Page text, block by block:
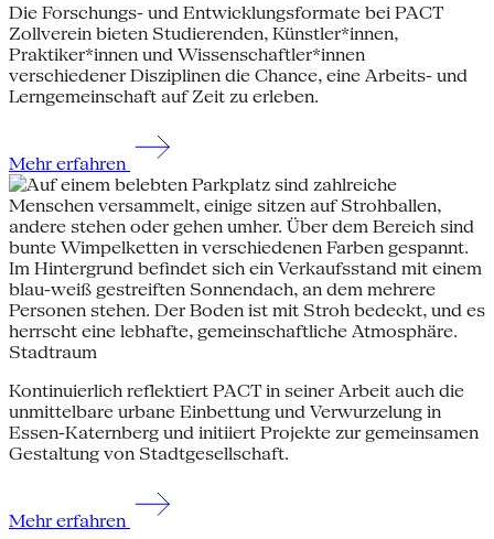
Die Forschungs- und Entwicklungsformate bei PACT
Zollverein bieten Studierenden, Künstler*innen,
Praktiker*innen und Wissenschaftler*innen
verschiedener Disziplinen die Chance, eine Arbeits- und
Lerngemeinschaft auf Zeit zu erleben.
Mehr erfahren
Stadtraum
Kontinuierlich reflektiert PACT in seiner Arbeit auch die
unmittelbare urbane Einbettung und Verwurzelung in
Essen-Katernberg und initiiert Projekte zur gemeinsamen
Gestaltung von Stadtgesellschaft.
Mehr erfahren